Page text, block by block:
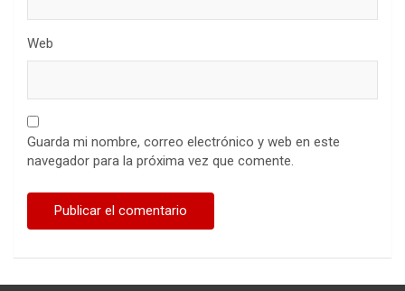
Web
Guarda mi nombre, correo electrónico y web en este
navegador para la próxima vez que comente.